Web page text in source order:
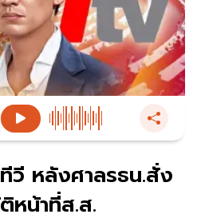
วี หลังศาลรธน.สั่ง
หน้าที่ส.ส.